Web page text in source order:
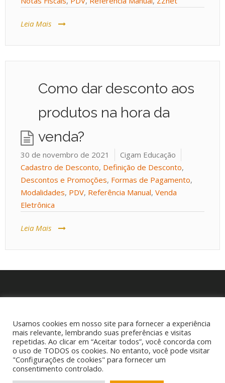
Leia Mais
Como dar desconto aos
produtos na hora da
venda?
30 de novembro de 2021
Cigam Educação
Cadastro de Desconto, Definição de Desconto,
Descontos e Promoções, Formas de Pagamento,
Modalidades, PDV, Referência Manual, Venda
Eletrônica
Leia Mais
Usamos cookies em nosso site para fornecer a experiência
mais relevante, lembrando suas preferências e visitas
repetidas. Ao clicar em “Aceitar todos”, você concorda com
o uso de TODOS os cookies. No entanto, você pode visitar
"Configurações de cookies" para fornecer um
consentimento controlado.